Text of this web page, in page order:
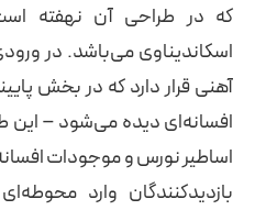
که در طراحی آن نهفته
اسکاندیناوی می‌باشد. در
آهنی قرار دارد که در بخش
افسانه‌ای دیده می‌شود – این
اساطیر نورس و موجودات
بازدیدکنندگان وارد